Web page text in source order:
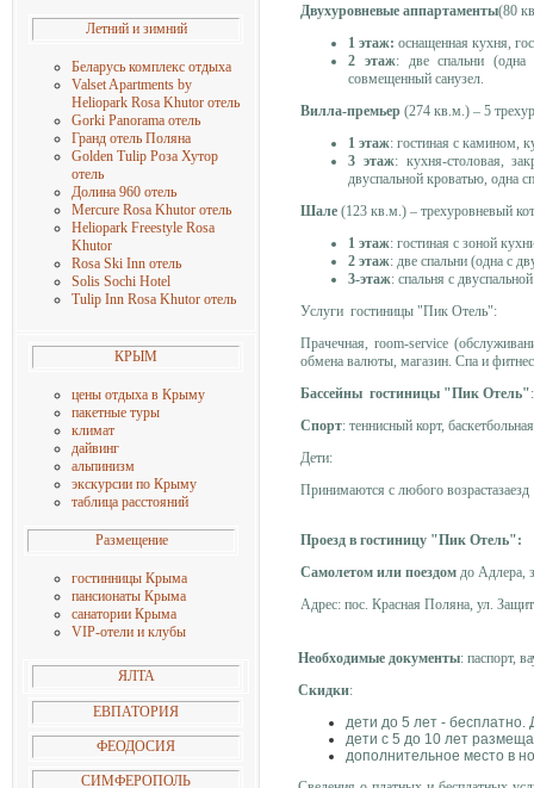
Летний и зимний
Беларусь комплекс отдыха
Valset Apartments by
Heliopark Rosa Khutor отель
Gorki Panorama отель
Гранд отель Поляна
Golden Tulip Роза Хутор
отель
Долина 960 отель
Mercure Rosa Khutor отель
Heliopark Freestyle Rosa
Khutor
Rosa Ski Inn отель
Solis Sochi Hotel
Tulip Inn Rosa Khutor отель
КРЫМ
цены отдыха в Крыму
пакетные туры
климат
дайвинг
альпинизм
экскурсии по Крыму
таблица расстояний
Размещение
гостинницы Крыма
пансионаты Крыма
санатории Крыма
VIP-отели и клубы
ЯЛТА
ЕВПАТОРИЯ
ФЕОДОСИЯ
СИМФЕРОПОЛЬ
Двухуровневые аппартаменты(80
1 этаж: оснащенная кухня,
2 этаж: две спальни (одна
совмещенный санузел.
Вилла-премьер (274 кв.м.) – 5
1 этаж: гостиная с камином,
3 этаж: кухня-столовая,
двуспальной кроватью, одна
Шале (123 кв.м.) – трехуровневый
1 этаж: гостиная с зоной
2 этаж: две спальни (одна с
3-этаж: спальня с
Услуги гостиницы "Пик Отель":
Прачечная, room-service
обмена валюты, магазин. Спа и
Бассейны гостиницы "Пик Отель"
Спорт: теннисный корт,
Дети:
Принимаются с любого
Проезд в гостиницу "Пик Отель":
Самолетом или поездом до Адлера,
Адрес: пос. Красная Поляна, ул.
Необходимые документы: паспорт,
Скидки:
дети до 5 лет - бесплатно.
дети с 5 до 10 лет
дополнительное место в